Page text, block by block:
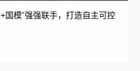
国模”强强联手，打造自主可控